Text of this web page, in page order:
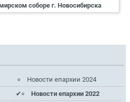
соборе г. Новосибирска
Новости епархии 2024
Новости епархии 2022